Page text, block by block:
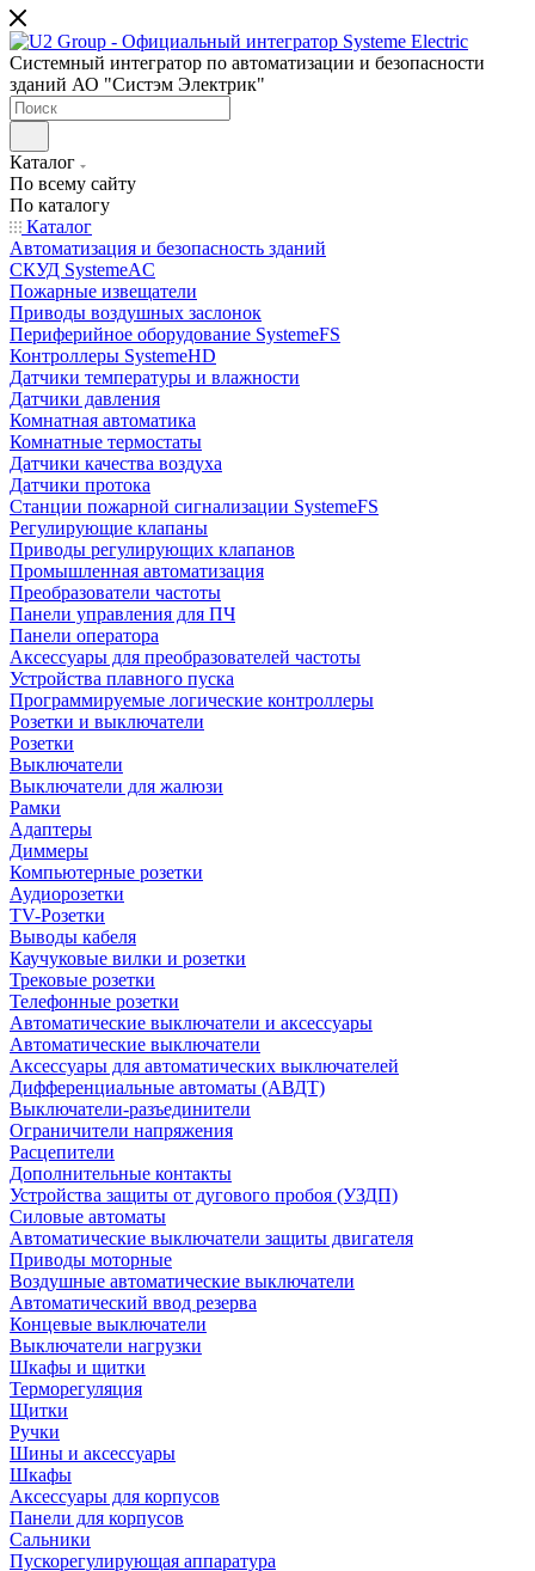
Системный интегратор по автоматизации и безопасности
зданий АО "Систэм Электрик"
Каталог
По всему сайту
По каталогу
Каталог
Автоматизация и безопасность зданий
СКУД SystemeAC
Пожарные извещатели
Приводы воздушных заслонок
Периферийное оборудование SystemeFS
Контроллеры SystemeHD
Датчики температуры и влажности
Датчики давления
Комнатная автоматика
Комнатные термостаты
Датчики качества воздуха
Датчики протока
Станции пожарной сигнализации SystemeFS
Регулирующие клапаны
Приводы регулирующих клапанов
Промышленная автоматизация
Преобразователи частоты
Панели управления для ПЧ
Панели оператора
Аксессуары для преобразователей частоты
Устройства плавного пуска
Программируемые логические контроллеры
Розетки и выключатели
Розетки
Выключатели
Выключатели для жалюзи
Рамки
Адаптеры
Диммеры
Компьютерные розетки
Аудиорозетки
TV-Розетки
Выводы кабеля
Каучуковые вилки и розетки
Трековые розетки
Телефонные розетки
Автоматические выключатели и аксессуары
Автоматические выключатели
Аксессуары для автоматических выключателей
Дифференциальные автоматы (АВДТ)
Выключатели-разъединители
Ограничители напряжения
Расцепители
Дополнительные контакты
Устройства защиты от дугового пробоя (УЗДП)
Силовые автоматы
Автоматические выключатели защиты двигателя
Приводы моторные
Воздушные автоматические выключатели
Автоматический ввод резерва
Концевые выключатели
Выключатели нагрузки
Шкафы и щитки
Терморегуляция
Щитки
Ручки
Шины и аксессуары
Шкафы
Аксессуары для корпусов
Панели для корпусов
Сальники
Пускорегулирующая аппаратура